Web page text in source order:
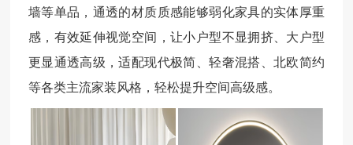
墙等单品，通透的材质质感能够弱化家具的实体厚重
感，有效延伸视觉空间，让小户型不显拥挤、大户型
更显通透高级，适配现代极简、轻奢混搭、北欧简约
等各类主流家装风格，轻松提升空间高级感。